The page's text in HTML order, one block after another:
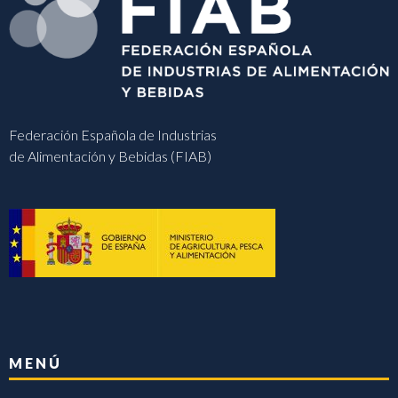
Federación Española de Industrias
de Alimentación y Bebidas (FIAB)
MENÚ